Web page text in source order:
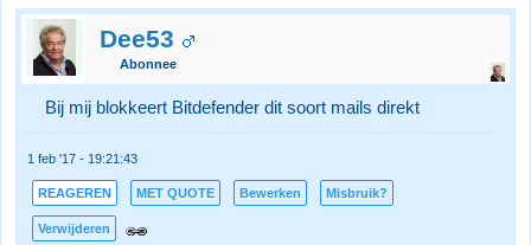
Dee53
Abonnee
Bij mij blokkeert Bitdefender dit soort mails direkt
1 feb '17 - 19:21:43
REAGEREN MET QUOTE Bewerken Misbruik?
Verwijderen